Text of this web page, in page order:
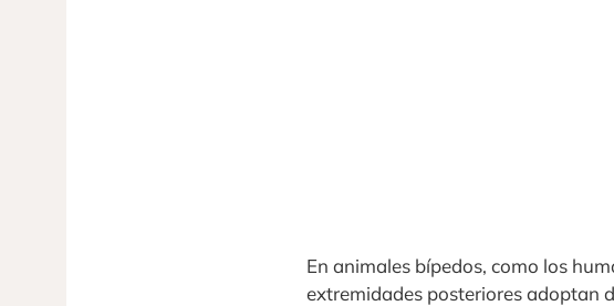
En animales bípedos, como los
extremidades posteriores adoptan